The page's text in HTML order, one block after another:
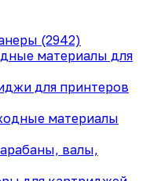
(2942)
материалы для
для принтеров
материалы
валы,